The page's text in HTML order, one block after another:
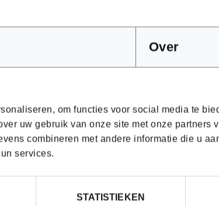
Over
om functies voor social media te
uw gebruik van onze site met onze partners
combineren met andere informatie die u
services.
STATISTIEKEN
data